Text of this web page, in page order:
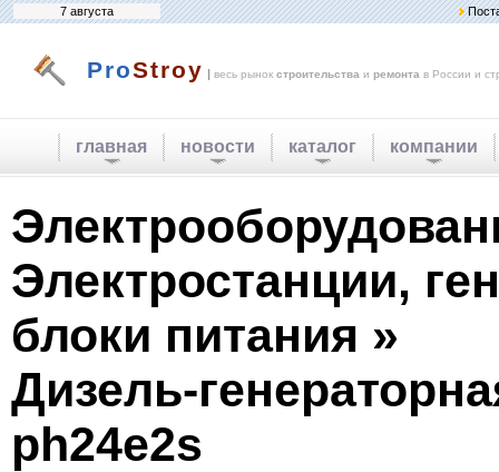
7 августа
ProStroy | весь рынок строительства и ремонта в России и
главная новости каталог компании
Электростанции,
блоки питания »
Дизель-
ph24e2s